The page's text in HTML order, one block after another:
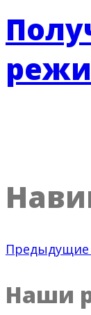
Предыдущие
Наши